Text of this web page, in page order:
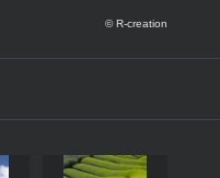
© R-creation